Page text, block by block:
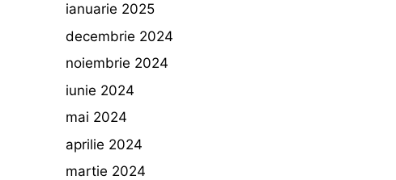
ianuarie 2025
decembrie 2024
noiembrie 2024
iunie 2024
mai 2024
aprilie 2024
martie 2024